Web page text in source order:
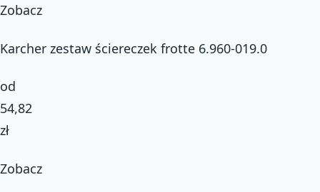
Zobacz
Karcher zestaw ściereczek frotte 6.960-019.0
od
54,82
zł
Zobacz